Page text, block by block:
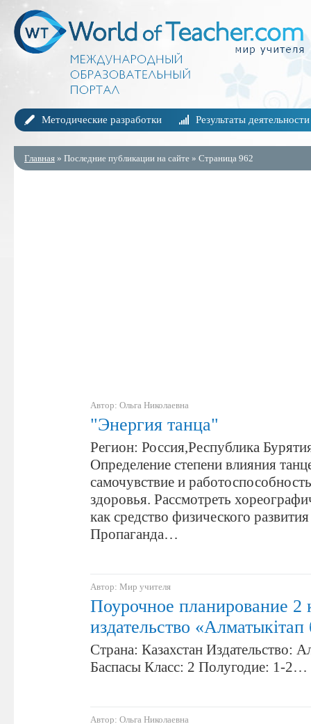
Методические разработки Результаты деятельности
Главная » Последние публикации на сайте » Страница 962
Автор: Ольга Николаевна
"Энергия танца"
Регион: Россия,Республика
Определение степени влияния
самочувствие и
здоровья. Рассмотреть
как средство физического
Пропаганда…
Автор: Мир учителя
Поурочное планирование 2
издательство «Алматыкiтап
Страна: Казахстан Издательство:
Баспасы Класс: 2 Полугодие: 1-2…
Автор: Ольга Николаевна